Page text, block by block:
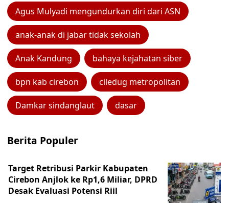
Agus Mulyadi mengundurkan diri dari ASN
anak-anak di jabar tidak sekolah
Anak Kandung bahaya kejahatan siber
bpn kab cirebon ciledug metropolitan
Damkar sindanglaut dasar
Berita Populer
Target Retribusi Parkir Kabupaten
Cirebon Anjlok ke Rp1,6 Miliar, DPRD
Desak Evaluasi Potensi Riil